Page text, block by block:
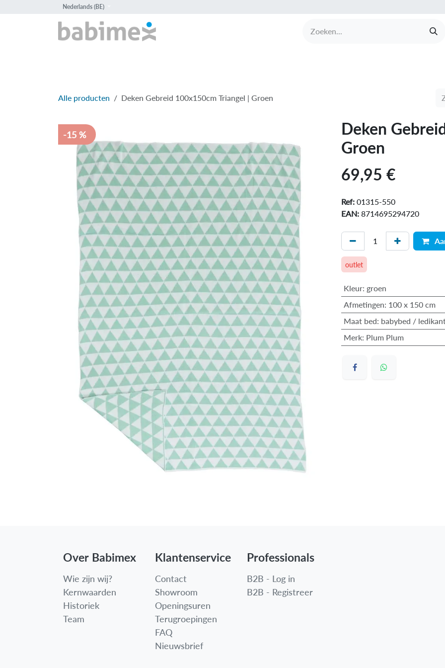
Overslaan naar inhoudNederlands (BE)
Alle producten Deken Gebreid 100x150cm Triangel | Groen
-15 %
Deken
Groen
69,95 €
Ref: 01315-550
EAN: 8714695294720
outlet
Kleur: groen
Afmetingen: 100 x 150 cm
Maat bed: babybed /
Merk: Plum Plum
Over Babimex
Wie zijn wij?
Kernwaarden
Historiek
Team
Klantenservice
Contact
Showroom
Openingsuren
Terugroepingen
FAQ
Nieuwsbrief
Professionals
B2B - Log in
B2B - Registreer